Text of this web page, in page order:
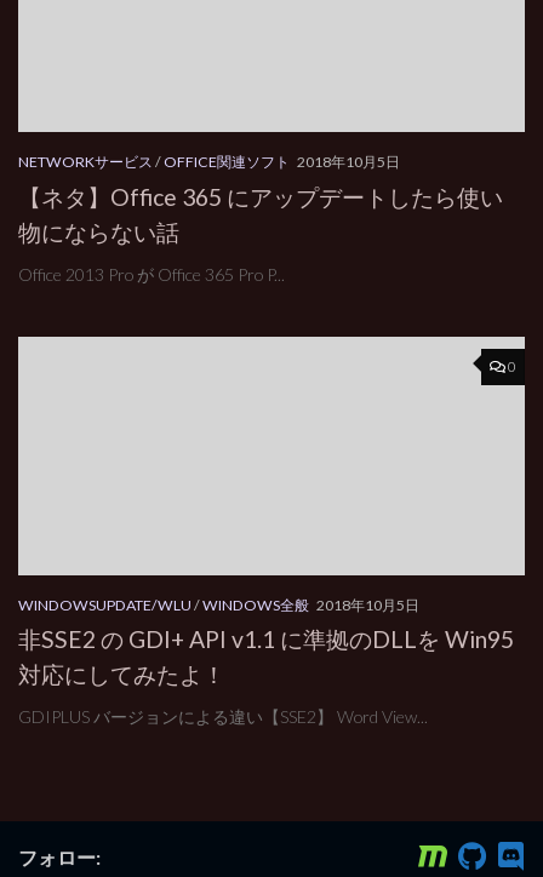
NETWORKサービス /OFFICE関連ソフト 2018年10月5日
【ネタ】Office 365 にアップデートしたら使い
物にならない話
Office 2013 Pro が Office 365 Pro P...
0
WINDOWSUPDATE/WLU /WINDOWS全般 2018年10月5日
非SSE2 の GDI+ API v1.1 に準拠のDLLを Win95
対応にしてみたよ！
GDIPLUS バージョンによる違い【SSE2】 Word View...
フォロー: